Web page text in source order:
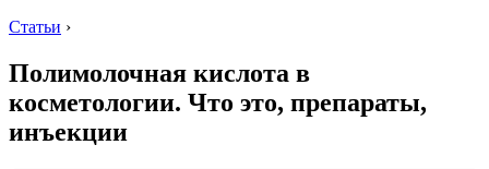
Статьи ›
Полимолочная кислота в
косметологии. Что это, препараты,
инъекции